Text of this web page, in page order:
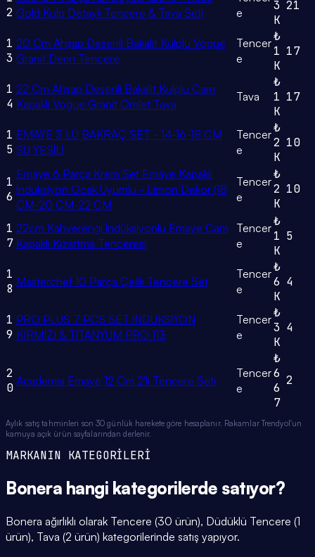
2 Gold Kulp Detaylı Tencere & Tava Seti
e
3
K
21
1
3
20 Cm Ahşap Desenli Bakalit Kulplu Vogue
Granit Derin Tencere
Tencer
e
₺
1
K
17
1
4
22 Cm Ahşap Desenli Bakalit Kulplu Cam
Kapaklı Vogue Granit Omlet Tava
Tava
₺
1
K
17
1
5
EMAYE 3 LÜ BAKRAÇ SET - 14-16-18 CM
SU YEŞİLİ
Tencer
e
₺
2
K
10
1
6
Emaye 6 Parça Krem Set Emaye Kapaklı
İndüksiyon Ocak Uyumlu - Limon Dekor (18
CM-20 CM-22 CM
Tencer
e
₺
2
K
10
1
7
22cm Kahverengi İndüksiyonlu Emaye Cam
Kapaklı Kızartma Tenceresi
Tencer
e
₺
1
K
5
1
8 Masterchef 10 Parça Çelik Tencere Set
Tencer
e
₺
6
K
4
1
9
PRO PLUS 7 PCS SET İNDÜKSİYON
KIRMIZI & TİTANYUM PRO 113
Tencer
e
₺
3
K
4
2
0 Academia Emaye 12 Cm 2'li Tencere Seti
Tencer
e
₺
6
6
7
2
Aylık satış tahminleri son 30 günlük harekete göre hesaplanır. Rakamlar Trendyol'un
kamuya açık ürün sayfalarından derlenir.
MARKANIN KATEGORİLERİ
Bonera hangi kategorilerde satıyor?
Bonera ağırlıklı olarak Tencere (30 ürün), Düdüklü Tencere (1
ürün), Tava (2 ürün) kategorilerinde satış yapıyor.